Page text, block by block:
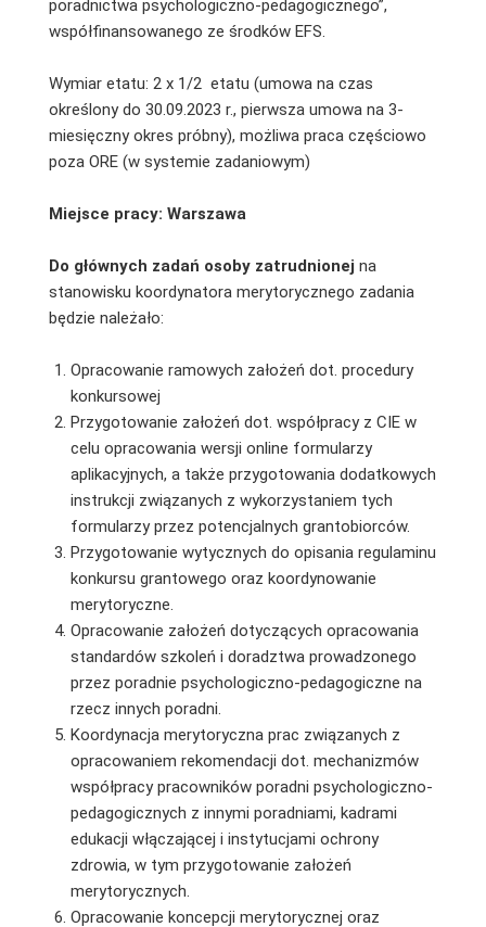
poradnictwa psychologiczno-pedagogicznego”,
współfinansowanego ze środków EFS.
Wymiar etatu: 2 x 1/2 etatu (umowa na czas
określony do 30.09.2023 r., pierwsza umowa na 3-
miesięczny okres próbny), możliwa praca częściowo
poza ORE (w systemie zadaniowym)
Miejsce pracy: Warszawa
Do głównych zadań osoby zatrudnionej na
stanowisku koordynatora merytorycznego zadania
będzie należało:
Opracowanie ramowych założeń dot. procedury
konkursowej
Przygotowanie założeń dot. współpracy z CIE w
celu opracowania wersji online formularzy
aplikacyjnych, a także przygotowania dodatkowych
instrukcji związanych z wykorzystaniem tych
formularzy przez potencjalnych grantobiorców.
Przygotowanie wytycznych do opisania regulaminu
konkursu grantowego oraz koordynowanie
merytoryczne.
Opracowanie założeń dotyczących opracowania
standardów szkoleń i doradztwa prowadzonego
przez poradnie psychologiczno-pedagogiczne na
rzecz innych poradni.
Koordynacja merytoryczna prac związanych z
opracowaniem rekomendacji dot. mechanizmów
współpracy pracowników poradni psychologiczno-
pedagogicznych z innymi poradniami, kadrami
edukacji włączającej i instytucjami ochrony
zdrowia, w tym przygotowanie założeń
merytorycznych.
Opracowanie koncepcji merytorycznej oraz